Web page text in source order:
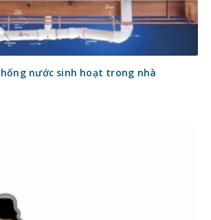
nước sinh hoạt trong nhà